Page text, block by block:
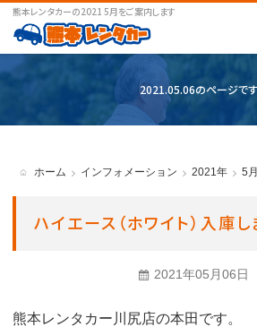
熊本レンタカーの2021 5月をご案内します
2021.05.06のページです
ホーム インフォメーション 2021年 5月
ハイエース（ホワイト）入庫し
2021年05月06日
熊本レンタカー川尻店の本田です。